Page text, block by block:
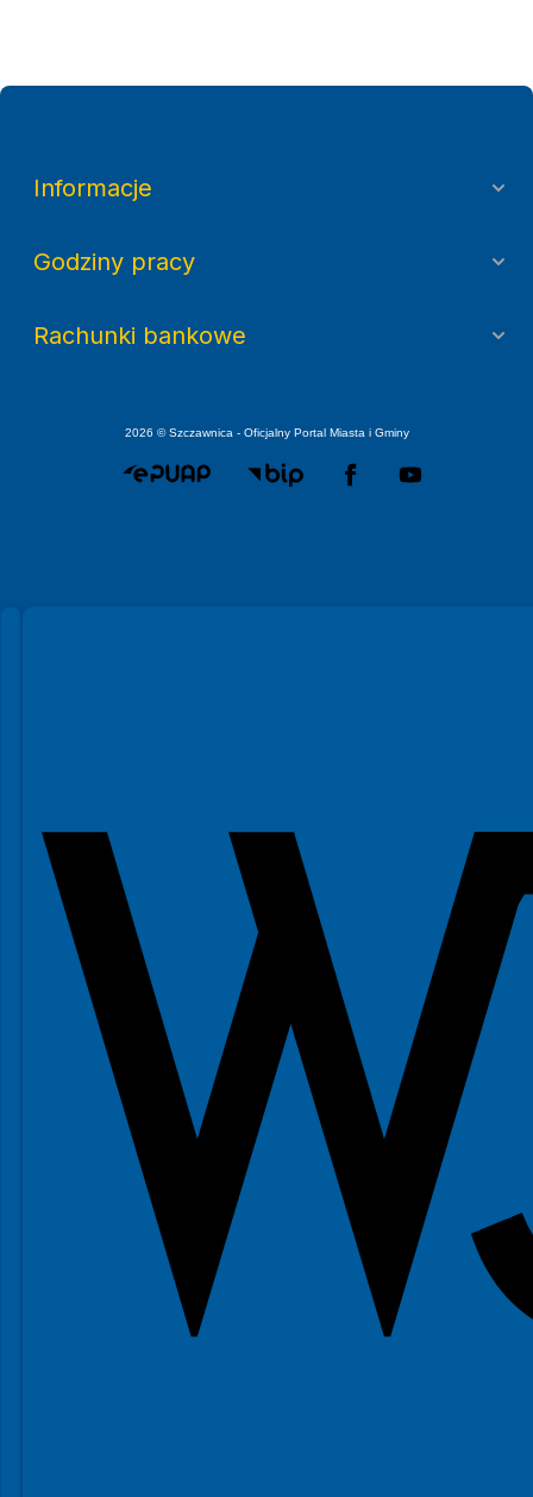
Informacje
Godziny pracy
Rachunki bankowe
2026 © Szczawnica - Oficjalny Portal Miasta i Gminy